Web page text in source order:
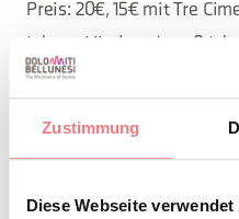
Zustimmung
Diese Webseite
Preis: 20€, 15€ mit Tre
Jahren. Mindestalter: 0
Info und Buchungen:
Dolomiti tel. 0435 99603